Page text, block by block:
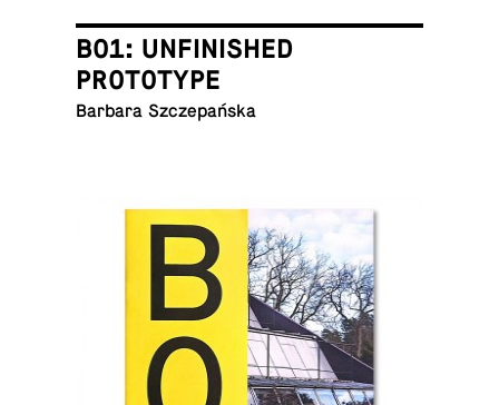
B01: UNFINISHED
PROTOTYPE
Barbara Szczepańska